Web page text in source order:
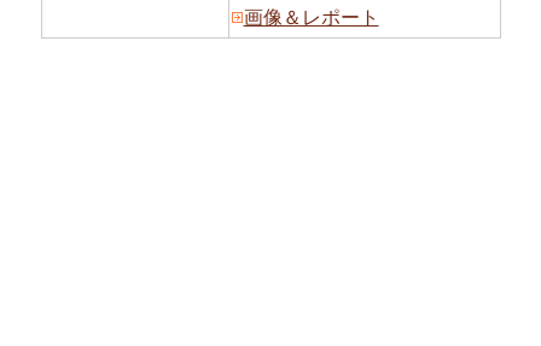
画像＆レポート